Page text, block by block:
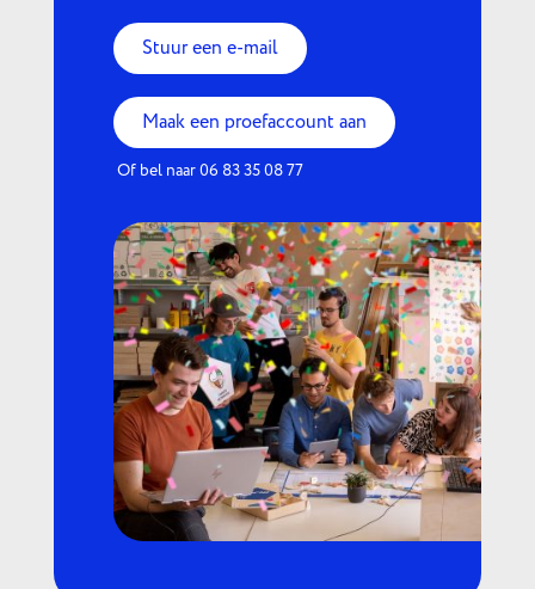
Stuur een e-mail
Maak een proefaccount aan
Of bel naar 06 83 35 08 77